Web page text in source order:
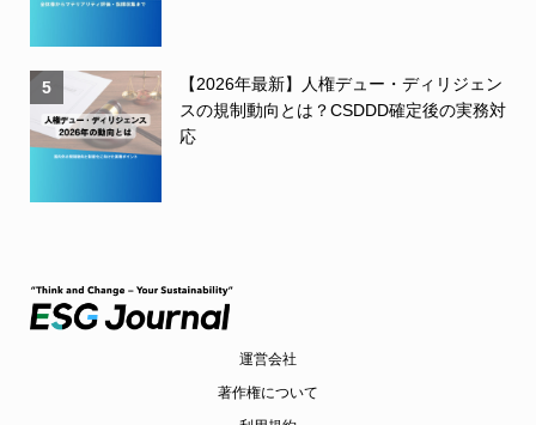
5
【2026年最新】人権デュー・ディリジェン
スの規制動向とは？CSDDD確定後の実務対
応
運営会社
著作権について